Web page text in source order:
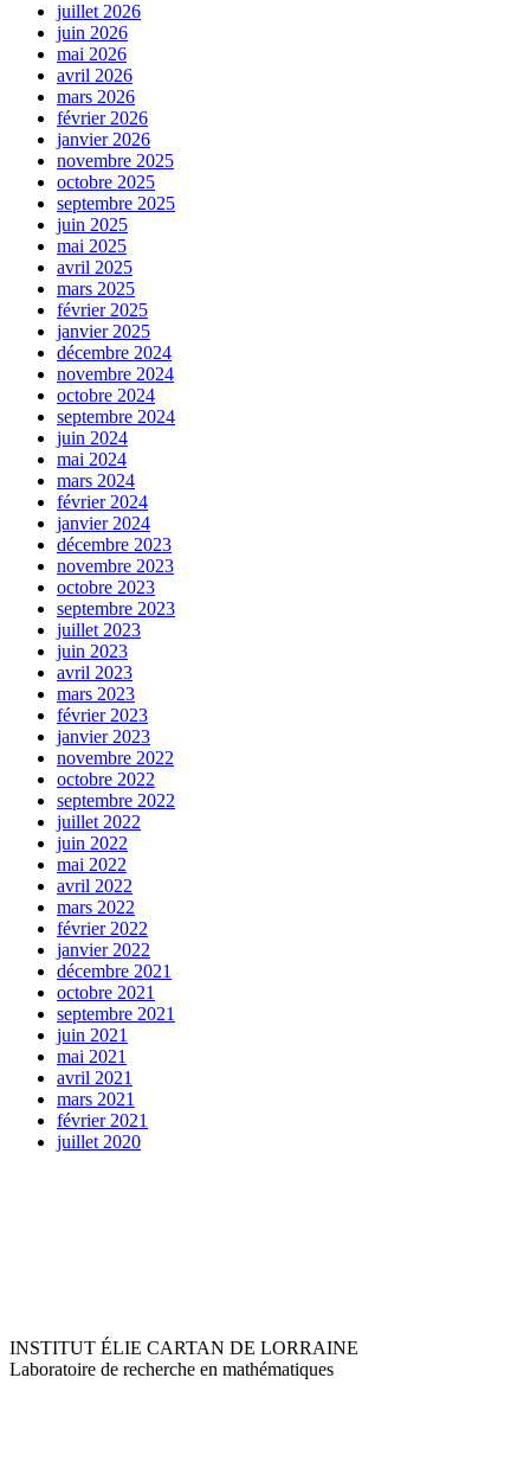
juillet 2026
juin 2026
mai 2026
avril 2026
mars 2026
février 2026
janvier 2026
novembre 2025
octobre 2025
septembre 2025
juin 2025
mai 2025
avril 2025
mars 2025
février 2025
janvier 2025
décembre 2024
novembre 2024
octobre 2024
septembre 2024
juin 2024
mai 2024
mars 2024
février 2024
janvier 2024
décembre 2023
novembre 2023
octobre 2023
septembre 2023
juillet 2023
juin 2023
avril 2023
mars 2023
février 2023
janvier 2023
novembre 2022
octobre 2022
septembre 2022
juillet 2022
juin 2022
mai 2022
avril 2022
mars 2022
février 2022
janvier 2022
décembre 2021
octobre 2021
septembre 2021
juin 2021
mai 2021
avril 2021
mars 2021
février 2021
juillet 2020
INSTITUT ÉLIE CARTAN DE LORRAINE
Laboratoire de recherche en mathématiques